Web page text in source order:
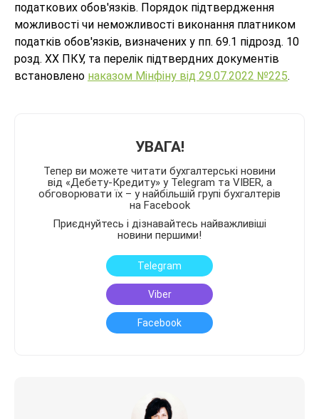
податкових обов'язків. Порядок підтвердження
можливості чи неможливості виконання платником
податків обов'язків, визначених у пп. 69.1 підрозд. 10
розд. XX ПКУ, та перелік підтвердних документів
встановлено наказом Мінфіну від 29.07.2022 №225.
УВАГА!
Тепер ви можете читати бухгалтерські новини
від «Дебету-Кредиту» у Telegram та VIBER, а
обговорювати їх – у найбільшій групі бухгалтерів
на Facebook
Приєднуйтесь і дізнавайтесь найважливіші
новини першими!
Telegram
Viber
Facebook